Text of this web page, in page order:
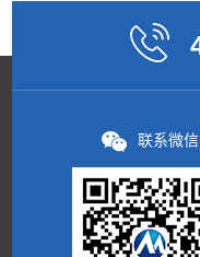
联系微信